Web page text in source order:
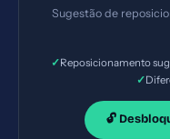
Sugestão de
✓Reposicionamento
✓
🔓